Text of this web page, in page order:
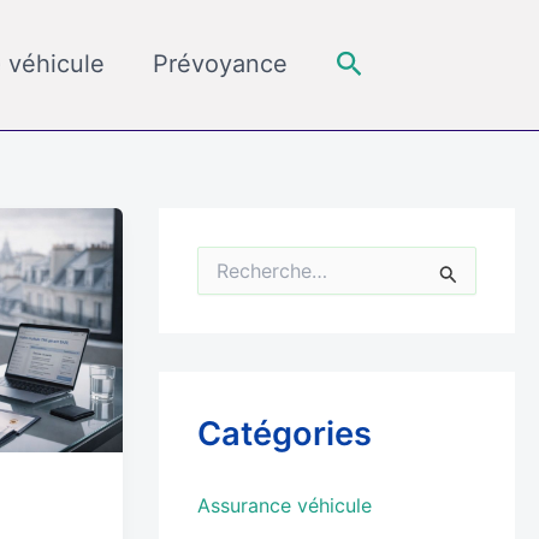
véhicule Prévoyance Rechercher
e
h
Catégories
Assurance véhicule